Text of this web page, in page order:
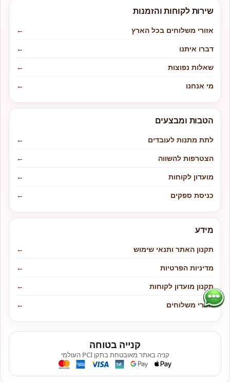
שירות לקוחות והזמנות
אזורי משלוחים בכל הארץ
←
דברו איתנו
←
שאלות נפוצות
←
מי אנחנו
←
הטבות ומבצעים
לתת מתנות לעובדים
←
הצטרפות להשווה
←
מועדון לקוחות
←
כניסת ספקים
←
מידע
תקנון האתר ותנאי שימוש
←
מדיניות הפרטיות
←
תקנון מועדון לקוחות
←
אזורי משלוחים
←
קנייה בטוחה
קניה באתר מאובטחת בתקן PCI העולמי